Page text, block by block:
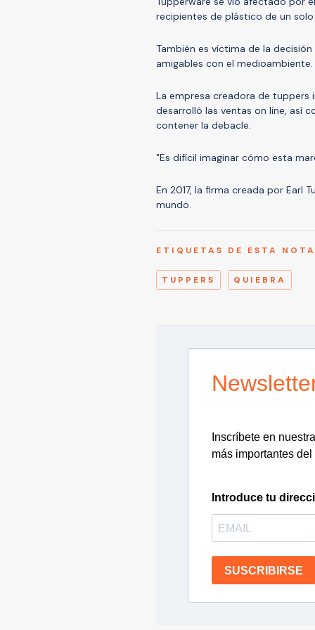
recipientes de plástico de un solo
También es víctima de la
amigables con el medioambiente.
La empresa creadora de
desarrolló las ventas on line, así
contener la debacle.
"Es difícil imaginar cómo esta
En 2017, la firma creada por Earl
mundo.
ETIQUETAS DE ESTA NOTA
TUPPERS QUIEBRA
Inscríbete en
más importantes
Introduce tu
SUSCRIBIRSE